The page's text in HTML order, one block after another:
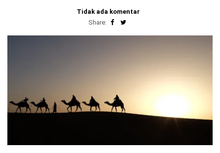
Tidak ada komentar
Share: